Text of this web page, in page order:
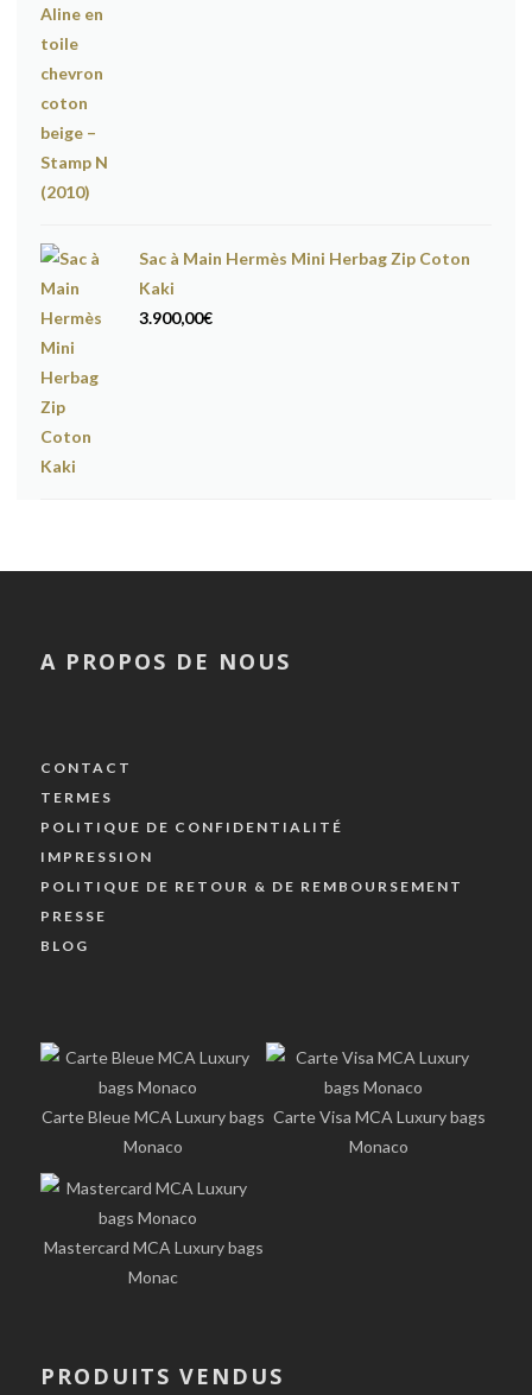
Sac à Main Hermès Mini Herbag Zip Coton
Kaki
3.900,00€
A PROPOS DE NOUS
CONTACT
TERMES
POLITIQUE DE CONFIDENTIALITÉ
IMPRESSION
POLITIQUE DE RETOUR & DE REMBOURSEMENT
PRESSE
BLOG
Carte Bleue MCA Luxury bags
Monaco
Carte Visa MCA Luxury bags
Monaco
Mastercard MCA Luxury bags
Monac
PRODUITS VENDUS